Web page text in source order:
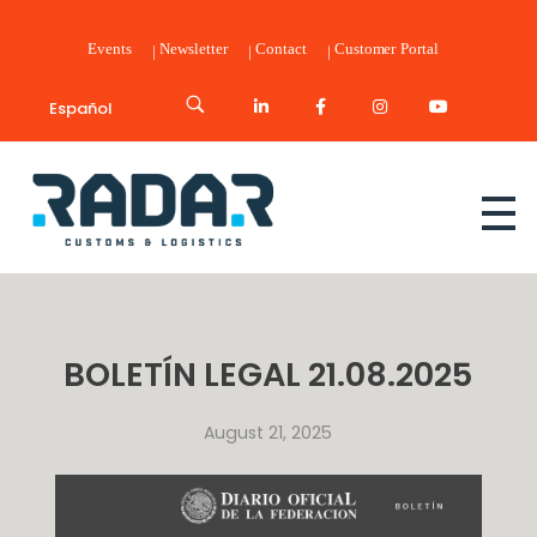
Events Newsletter Contact Customer Portal
Español
Radar Customs & Logistics
BOLETÍN LEGAL 21.08.2025
August 21, 2025